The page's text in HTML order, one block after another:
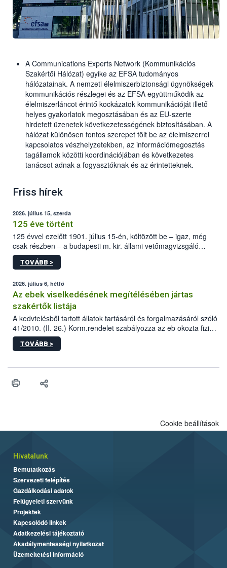
A Communications Experts Network (Kommunikációs
Szakértői Hálózat) egyike az EFSA tudományos
hálózatainak. A nemzeti élelmiszerbiztonsági ügynökségek
kommunikációs részlegei és az EFSA együttműködik az
élelmiszerláncot érintő kockázatok kommunikációját illető
helyes gyakorlatok megosztásában és az EU-szerte
hirdetett üzenetek következetességének biztosításában. A
hálózat különösen fontos szerepet tölt be az élelmiszerrel
kapcsolatos vészhelyzetekben, az információmegosztás
tagállamok közötti koordinációjában és következetes
tanácsot adnak a fogyasztóknak és az érintetteknek.
Friss hírek
2026. július 15, szerda
125 éve történt
125 évvel ezelőtt 1901. július 15-én, költözött be – igaz, még
csak részben – a budapesti m. kir. állami vetőmagvizsgáló
állomás a Kis Rókus utca 15. szám alatti, Czigler Győző által
tervezett új épületébe.
TOVÁBB >
2026. július 6, hétfő
Az ebek viselkedésének megítélésében jártas
szakértők listája
A kedvtelésből tartott állatok tartásáról és forgalmazásáról szóló
41/2010. (II. 26.) Korm.rendelet szabályozza az eb okozta fizikai
sérülés, illetve ennek veszélye keletkezésekor felmerülő
hatósági feladatokat, valamint a veszélyes eb tartását és annak
vonni az ebek viselkedésének megítélésében jártas szakértőt.
TOVÁBB >
Cookie beállítások
Hivatalunk
Bemutatkozás
Szervezeti felépítés
Gazdálkodási adatok
Felügyeleti szervünk
Projektek
Kapcsolódó linkek
Adatkezelési tájékoztató
Akadálymentességi nyilatkozat
Üzemeltetési információ